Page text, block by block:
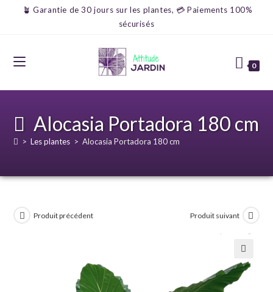
🪴 Garantie de 30 jours sur les plantes, 💳 Paiements 100%
sécurisés
0
Alocasia Portadora 180 cm
> Les plantes > Alocasia Portadora 180 cm
Produit précédent Produit suivant
🔍